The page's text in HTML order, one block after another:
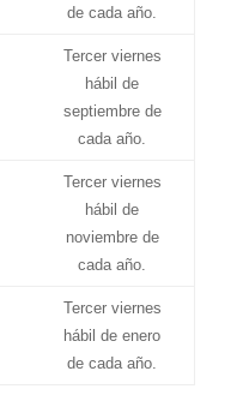
de cada año.
Tercer viernes
hábil de
septiembre de
cada año.
Tercer viernes
hábil de
noviembre de
cada año.
Tercer viernes
hábil de enero
de cada año.